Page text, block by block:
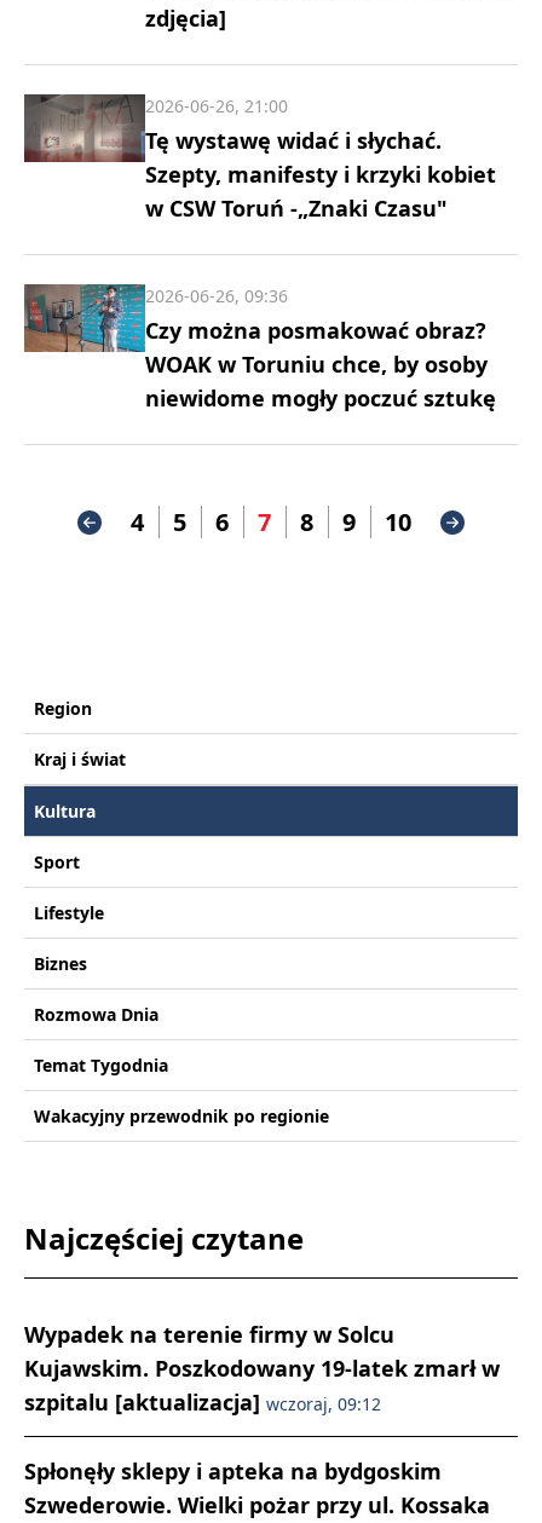
zdjęcia]
Tę wystawę widać i słychać.
Szepty, manifesty i krzyki kobiet
w CSW Toruń -„Znaki Czasu"
2026-06-26, 21:00
Czy można posmakować obraz?
WOAK w Toruniu chce, by osoby
niewidome mogły poczuć sztukę
2026-06-26, 09:36
4 5 6 7 8 9 10
Region
Kraj i świat
Kultura
Sport
Lifestyle
Biznes
Rozmowa Dnia
Temat Tygodnia
Wakacyjny przewodnik po regionie
Najczęściej czytane
Wypadek na terenie firmy w Solcu
Kujawskim. Poszkodowany 19-latek zmarł w
szpitalu [aktualizacja] wczoraj, 09:12
Spłonęły sklepy i apteka na bydgoskim
Szwederowie. Wielki pożar przy ul. Kossaka